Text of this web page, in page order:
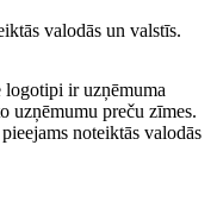
valodās un valstīs.
ir uzņēmuma
uzņēmumu preču zīmes.
noteiktās valodās